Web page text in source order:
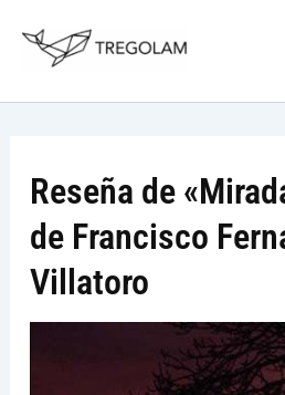
Reseña de
de Francisco
Villatoro